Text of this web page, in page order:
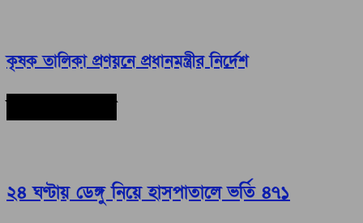
কৃষক তালিকা প্রণয়নে প্রধানমন্ত্রীর নির্দেশ
২৪ ঘণ্টায় ডেঙ্গু নিয়ে হাসপাতালে ভর্তি ৪৭১